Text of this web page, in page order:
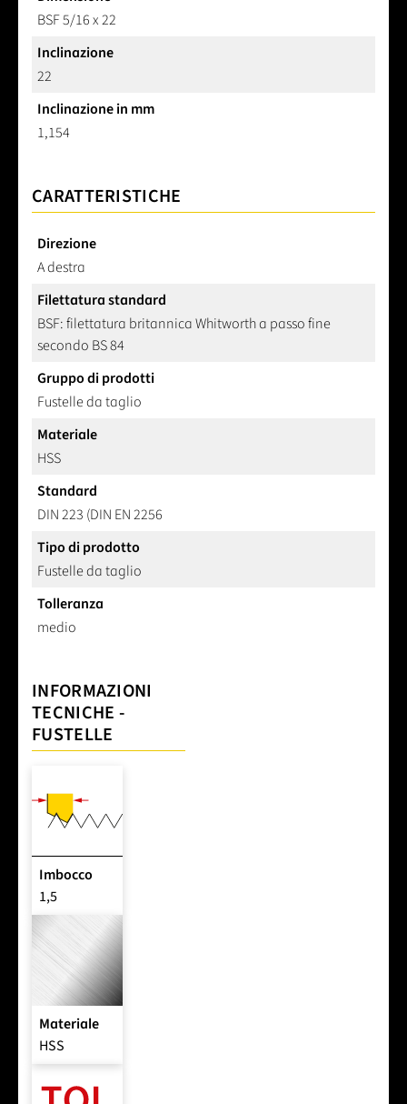
BSF 5/16 x 22
Inclinazione
22
Inclinazione in mm
1,154
CARATTERISTICHE
Direzione
A destra
Filettatura standard
BSF: filettatura britannica Whitworth a passo fine
secondo BS 84
Gruppo di prodotti
Fustelle da taglio
Materiale
HSS
Standard
DIN 223 (DIN EN 2256
Tipo di prodotto
Fustelle da taglio
Tolleranza
medio
INFORMAZIONI
TECNICHE -
FUSTELLE
Imbocco
1,5
Materiale
HSS